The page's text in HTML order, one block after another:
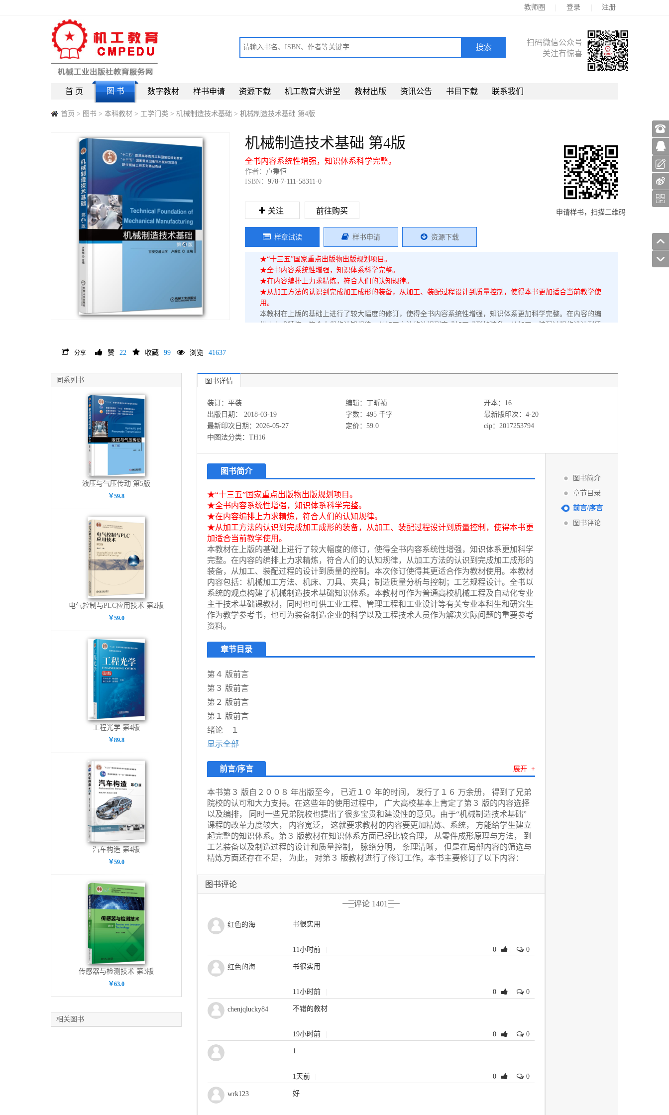
首 页 图 书 数字教材 样书申请 资源下载 机工教育大讲堂 教材出版 资讯公告 书目下载 联系我们
教师圈 | 登录 | 注册
扫码微信公众号
关注有惊喜
首页 > 图书 > 本科教材 > 工学门类 > 机械制造技术基础 > 机械制造技术基础 第4版
分享 赞 22 收藏 99 浏览 41637
机械制造技术基础 第4版
全书内容系统性增强，知识体系科学完整。
作者：
卢秉恒
ISBN： 978-7-111-58311-0
关注 前往购买
样章试读 样书申请 资源下载
申请样书，扫描二维码
★“十三五”国家重点出版物出版规划项目。
★全书内容系统性增强，知识体系科学完整。
★在内容编排上力求精炼，符合人们的认知规律。
★从加工方法的认识到完成加工成形的装备，从加工、装配过程设计到质量控制，使得本书更加适合当前教学使
用。
本教材在上版的基础上进行了较大幅度的修订，使得全书内容系统性增强，知识体系更加科学完整。在内容的编
排上力求精炼，符合人们的认知规律，从加工方法的认识到完成加工成形的装备，从加工、装配过程的设计到质
同系列书
液压与气压传动 第5版
￥59.8
电气控制与PLC应用技术 第2版
￥59.0
工程光学 第4版
￥89.8
汽车构造 第4版
￥59.0
传感器与检测技术 第3版
￥63.0
相关图书
图书详情
装订：平装 编辑：丁昕祯
开本：16
出版日期： 2018-03-19
字数：495 千字
最新版印次：4-20
最新印次日期：2026-05-27
定价：59.0
cip：2017253794
中图法分类：TH16
图书简介
★“十三五”国家重点出版物出版规划项目。
★全书内容系统性增强，知识体系科学完整。
★在内容编排上力求精炼，符合人们的认知规律。
★从加工方法的认识到完成加工成形的装备，从加工、装配过程设计到质量控制，使得本书更
加适合当前教学使用。
本教材在上版的基础上进行了较大幅度的修订，使得全书内容系统性增强，知识体系更加科学
完整。在内容的编排上力求精炼，符合人们的认知规律，从加工方法的认识到完成加工成形的
装备，从加工、装配过程的设计到质量的控制。本次修订使得其更适合作为教材使用。本教材
内容包括：机械加工方法、机床、刀具、夹具；制造质量分析与控制；工艺规程设计。全书以
系统的观点构建了机械制造技术基础知识体系。本教材可作为普通高校机械工程及自动化专业
主干技术基础课教材，同时也可供工业工程、管理工程和工业设计等有关专业本科生和研究生
作为教学参考书，也可为装备制造企业的科学以及工程技术人员作为解决实际问题的重要参考
资料。
章节目录
第４ 版前言
第３ 版前言
第２ 版前言
第１ 版前言
绪论 １
显示全部
前言/序言 展开 +
本书第３ 版自２００８ 年出版至今， 已近１０ 年的时间， 发行了１６ 万余册， 得到了兄弟
院校的认可和大力支持。在这些年的使用过程中， 广大高校基本上肯定了第３ 版的内容选择
以及编排， 同时一些兄弟院校也提出了很多宝贵和建设性的意见。由于“机械制造技术基础”
课程的改革力度较大， 内容宽泛， 这就要求教材的内容要更加精炼、系统， 方能给学生建立
起完整的知识体系。第３ 版教材在知识体系方面已经比较合理， 从零件成形原理与方法， 到
工艺装备以及制造过程的设计和质量控制， 脉络分明， 条理清晰， 但是在局部内容的筛选与
精炼方面还存在不足， 为此， 对第３ 版教材进行了修订工作。本书主要修订了以下内容：
一章的内容体现出有代表性的先进制造技术； 二是这部分内容与教材前面的内容关联性和本
质联系并不大； 三是因为课程学时的限制， 很多院校没有时间讲授。 ２） 把原来的第五章和
第六章的次序进行了调换， 这样在知识体系的逻辑和层次上更加合理， 在装备和工艺制订讲
艺过程分析与设计内容， 放在第五章工艺规程设计中作为第四节， 数控加工工艺过程分析与
设计本属于工艺规程制订的范畴， 这次修订补充后使得内容更加完整。考虑到在机械精度设
计课程中已经学习过原来的第六章第四节工艺尺寸链， 故对此内容进行了精简。精简后放在
本书第五章第三节加工余量及工序尺寸的“三” 中， 这样使得这部分内容学习的目的更加明确
（主要是用来确定工序尺寸或验算设计尺寸在加工过程中是否得到保证）， 逻辑上更加科学
合理。 ４） 对第一章第二节中的“八、特种加工” 进行了标题升级作为第三节， 其目的是提升
切削方法实现减材成型或制造的地位， 除已编写的特种工艺外， 适当增加了水切割、磁流变
抛光等概念。 ５） 对全书的思考与练习题进行了重新编写。本次修订工作由卢秉恒教授任主
编， 赵万华教授、洪军教授任副主编。赵万华教授修订了第一章、第五章和第六章， 洪军教
的思考与练习题， 张会杰博士编写了第五章的数控加工工艺过程分析与设计一节。全书由卢
秉恒教授统稿。在修订过程中， 还得到机械工业出版社刘小慧老师的大力支持和帮助， 在此
表示衷心的感谢！ 修订过程中， 由于编者水平有限， 疏漏之处在所难免， 恳请使用本书的广
２ 版出版两年来， 发行了２ 万余册， 得到了兄弟院校的大力支持，在两年的使用中， 兄弟
院校提出了很多宝贵和建设性的意见。 由于《机械制造技术基础》教材的改革力度较大， 内
容宽泛， 这就要求教材内容要更加精炼、系统， 方能给学生建立起完整的知识体系。第２ 版
图书评论
评论 1401
红色的海 书很实用
11小时前 0 0
红色的海 书很实用
11小时前 0 0
chenjqlucky84 不错的教材
19小时前 0 0
1
1天前 0 0
wrk123 好
图书简介
章节目录
前言/序言
图书评论